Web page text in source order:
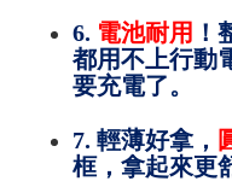
6. 電池耐用 ！
都用不上行動
要充電了。
7. 輕薄好拿，
框，拿起來更